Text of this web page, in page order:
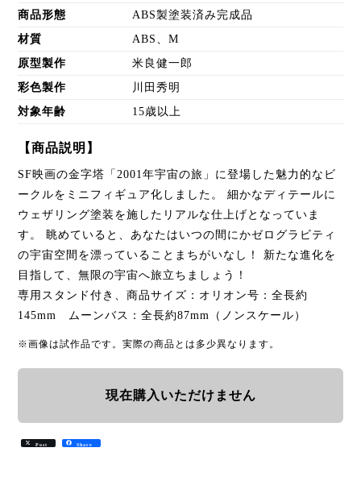
商品形態 ABS製塗装済み完成品
材質 ABS、M
原型製作 米良健一郎
彩色製作 川田秀明
対象年齢 15歳以上
【商品説明】
SF映画の金字塔「2001年宇宙の旅」に登場した魅力的なビ
ークルをミニフィギュア化しました。 細かなディテールに
ウェザリング塗装を施したリアルな仕上げとなっていま
す。 眺めていると、あなたはいつの間にかゼログラビティ
の宇宙空間を漂っていることまちがいなし！ 新たな進化を
目指して、無限の宇宙へ旅立ちましょう！
専用スタンド付き、商品サイズ：オリオン号：全長約
145mm ムーンバス：全長約87mm（ノンスケール）
※画像は試作品です。実際の商品とは多少異なります。
現在購入いただけません
Post Share